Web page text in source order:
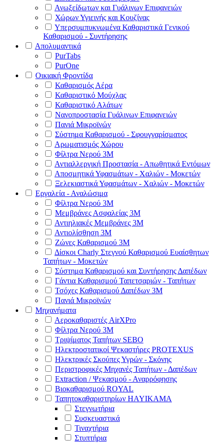
Ανωξείδωτων και Γυάλινων Επιφανειών
Χώρων Υγιεινής και Κουζίνας
Υπερσυμπυκνωμένα Καθαριστικά Γενικού
Καθαρισμού - Συντήρησης
Απολυμαντικά
PurTabs
PurOne
Οικιακή Φροντίδα
Καθαρισμός Αέρα
Καθαριστικό Μούχλας
Καθαριστικό Αλάτων
Νανοπροστασία Γυάλινων Επιφανειών
Πανιά Μικροϊνών
Σύστημα Καθαρισμού - Σφουγγαρίσματος
Αρωματισμός Χώρου
Φίλτρα Νερού 3Μ
Αντιαλλεργική Προστασία - Απωθητικά Εντόμων
Αποσμητικά Υφασμάτων - Χαλιών - Μοκετών
Ξελεκιαστικά Υφασμάτων - Χαλιών - Μοκετών
Εργαλεία - Αναλώσιμα
Φίλτρα Νερού 3Μ
Μεμβράνες Ασφαλείας 3Μ
Αντιηλιακές Μεμβράνες 3Μ
Αντιολίσθηση 3Μ
Ζώνες Καθαρισμού 3Μ
Δίσκοι Charly Στεγνού Καθαρισμού Ευαίσθητων
Ταπήτων - Μοκετών
Σύστημα Καθαρισμού και Συντήρησης Δαπέδων
Γάντια Καθαρισμού Ταπετσαριών - Ταπήτων
Τσόχες Καθαρισμού Δαπέδων 3Μ
Πανιά Μικροϊνών
Μηχανήματα
Αεροκαθαριστές AirXPro
Φίλτρα Νερού 3M
Τριψίματος Ταπήτων SEBO
Ηλεκτροστατικοί Ψεκαστήρες PROTEXUS
Ηλεκτρικές Σκούπες Υγρών - Σκόνης
Περιστροφικές Μηχανές Ταπήτων - Δαπέδων
Extraction / Ψεκασμού - Αναρρόφησης
Βιοκαθαρισμού ROYAL
Ταπητοκαθαριστηρίων HAYIKAMA
Στεγνωτήρια
Συσκευαστικά
Τιναχτήρια
Στυπτήρια